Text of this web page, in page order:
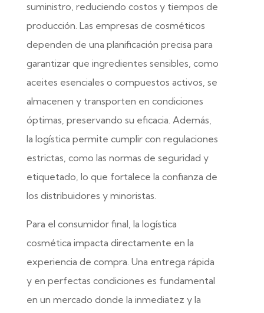
suministro, reduciendo costos y tiempos de
producción. Las empresas de cosméticos
dependen de una planificación precisa para
garantizar que ingredientes sensibles, como
aceites esenciales o compuestos activos, se
almacenen y transporten en condiciones
óptimas, preservando su eficacia. Además,
la logística permite cumplir con regulaciones
estrictas, como las normas de seguridad y
etiquetado, lo que fortalece la confianza de
los distribuidores y minoristas.
Para el consumidor final, la logística
cosmética impacta directamente en la
experiencia de compra. Una entrega rápida
y en perfectas condiciones es fundamental
en un mercado donde la inmediatez y la